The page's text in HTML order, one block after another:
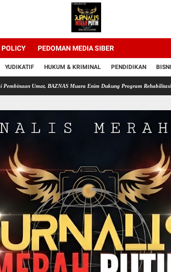
POLICY PEDOMAN MEDIA SIBER
YUDIKATIF HUKUM & KRIMINAL PENDIDIKAN
BAZNAS Muara Enim Dukung Program Rehabilitasi dan